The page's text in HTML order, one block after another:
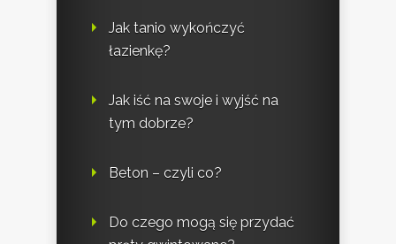
Jak tanio wykończyć
łazienkę?
Jak iść na swoje i wyjść na
tym dobrze?
Beton – czyli co?
Do czego mogą się przydać